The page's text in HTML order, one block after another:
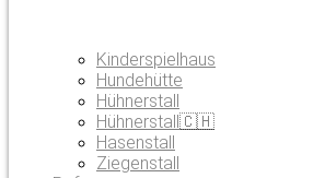
Kinderspielhaus
Hundehütte
Hühnerstall
Hühnerstall🇨🇭
Hasenstall
Ziegenstall